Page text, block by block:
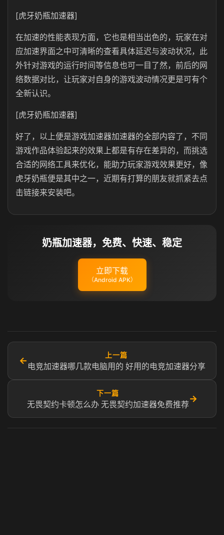
[虎牙奶瓶加速器]
在加速的性能表现方面，它也是相当出色的，玩家在对
应加速界面之中可清晰的查看具体延迟与波动状况，此
外针对游戏的运行时间等信息也可一目了然，前后的网
络数据对比，让玩家对自身的游戏波动情况更是可有个
全新认识。
[虎牙奶瓶加速器]
好了，以上便是游戏加速器加速器的全部内容了，不同
游戏作品体验起来的效果上都是有存在差异的，而挑选
合适的网络工具来优化，能助力玩家游戏效果更好，像
虎牙奶瓶便是其中之一，近期有打算的朋友就抓紧去点
击链接来安装吧。
奶瓶加速器，免费、快速、稳定
立即下载
（Android APK）
←
上一篇
电竞加速器哪几款电脑用的 好用的电竞加速器分享
下一篇
无畏契约卡顿怎么办 无畏契约加速器免费推荐
→